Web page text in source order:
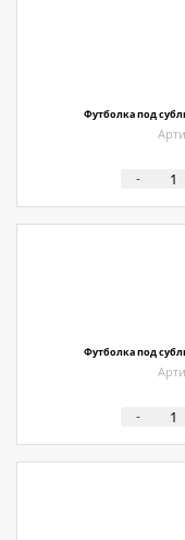
Футболка под
-
Футболка под
-